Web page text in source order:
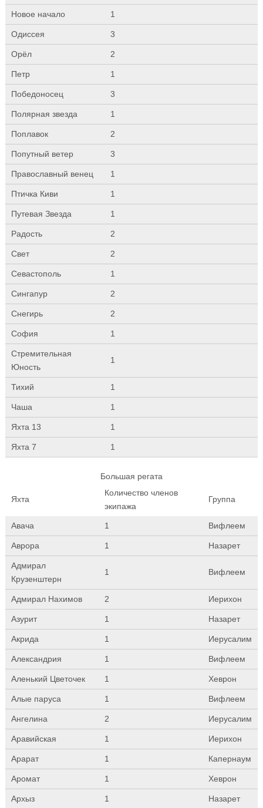
Новое начало 1
Одиссея 3
Орёл 2
Петр 1
Победоносец 3
Полярная звезда 1
Поплавок 2
Попутный ветер 3
Православный венец 1
Птичка Киви 1
Путевая Звезда 1
Радость 2
Свет 2
Севастополь 1
Сингапур 2
Снегирь 2
София 1
Стремительная
Юность
1
Тихий 1
Чаша 1
Яхта 13 1
Яхта 7 1
Большая регата
Яхта
Количество членов
экипажа
Группа
Авача 1 Вифлеем
Аврора 1 Назарет
Адмирал
Крузенштерн
1 Вифлеем
Адмирал Нахимов 2 Иерихон
Азурит 1 Назарет
Акрида 1 Иерусалим
Александрия 1 Вифлеем
Аленький Цветочек 1 Хеврон
Алые паруса 1 Вифлеем
Ангелина 2 Иерусалим
Аравийская 1 Иерихон
Арарат 1 Капернаум
Аромат 1 Хеврон
Архыз 1 Назарет